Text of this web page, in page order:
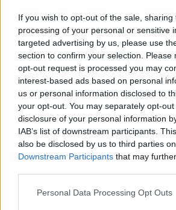
If you wish to opt-out of the sale,
processing of your personal or sensitive
targeted advertising by us, please use
section to confirm your selection. Please
opt-out request is processed you may
interest-based ads based on personal
us or personal information disclosed to
your opt-out. You may separately opt-
disclosure of your personal information
IAB’s list of downstream participants.
also be disclosed by us to third parties
Downstream Participants that may
Personal Data Processing Opt Outs
A községházán három éve
vízhálózatos projekten
FOTÓ: KOCSIS KÁROLY